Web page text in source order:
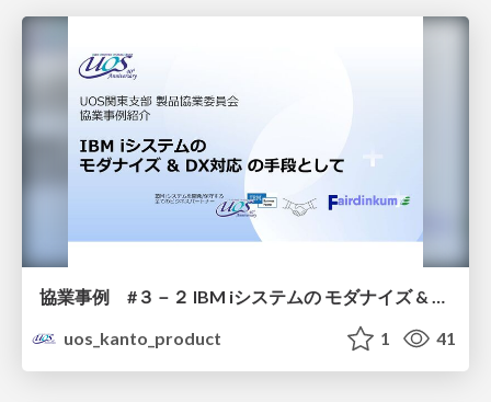
協業事例 #３－２ IBM iシステムの モダナイズ & DX対応 の手段として 会社フェアディンカム
uos_kanto_product
1 41